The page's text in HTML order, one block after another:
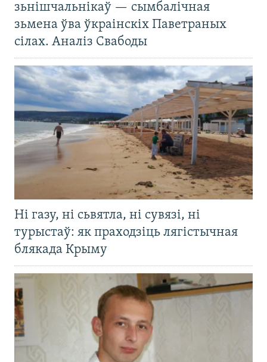
зьнішчальнікаў — сымбалічная
зьмена ўва ўкраінскіх Паветраных
сілах. Аналіз Свабоды
Ні газу, ні сьвятла, ні сувязі, ні
турыстаў: як праходзіць лягістычная
блякада Крыму